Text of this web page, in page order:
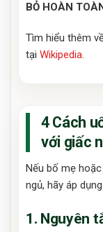
BỎ HOÀN
Tìm hiểu thêm
tại Wikipedia
4 Cách
với giấc
Nếu bố mẹ
ngủ, hãy áp
1. Nguyên